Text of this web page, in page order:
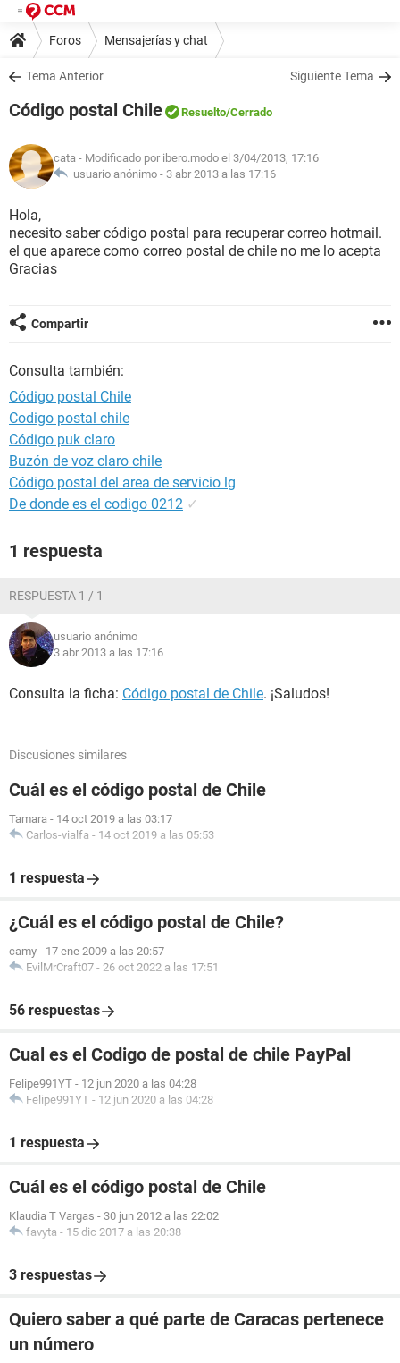
Foros Mensajerías y chat
Tema Anterior Siguiente Tema
Código postal Chile Resuelto/Cerrado
cata - Modificado por ibero.modo el 3/04/2013, 17:16
usuario anónimo - 3 abr 2013 a las 17:16
Hola,
necesito saber código postal para recuperar correo hotmail.
el que aparece como correo postal de chile no me lo acepta
Gracias
Compartir
Consulta también:
Código postal Chile
Codigo postal chile
Código puk claro
Buzón de voz claro chile
Código postal del area de servicio lg
De donde es el codigo 0212 ✓
1 respuesta
RESPUESTA 1 / 1
usuario anónimo
3 abr 2013 a las 17:16
Consulta la ficha: Código postal de Chile. ¡Saludos!
Discusiones similares
Cuál es el código postal de Chile
Tamara - 14 oct 2019 a las 03:17
Carlos-vialfa - 14 oct 2019 a las 05:53
1 respuesta
¿Cuál es el código postal de Chile?
camy - 17 ene 2009 a las 20:57
EvilMrCraft07 - 26 oct 2022 a las 17:51
56 respuestas
Cual es el Codigo de postal de chile PayPal
Felipe991YT - 12 jun 2020 a las 04:28
Felipe991YT - 12 jun 2020 a las 04:28
1 respuesta
Cuál es el código postal de Chile
Klaudia T Vargas - 30 jun 2012 a las 22:02
favyta - 15 dic 2017 a las 20:38
3 respuestas
Quiero saber a qué parte de Caracas pertenece
un número